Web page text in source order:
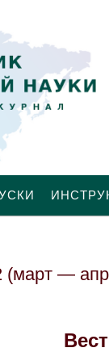
—